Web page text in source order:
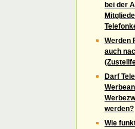
bei der
Werden
auch
Darf
werden?
Wie